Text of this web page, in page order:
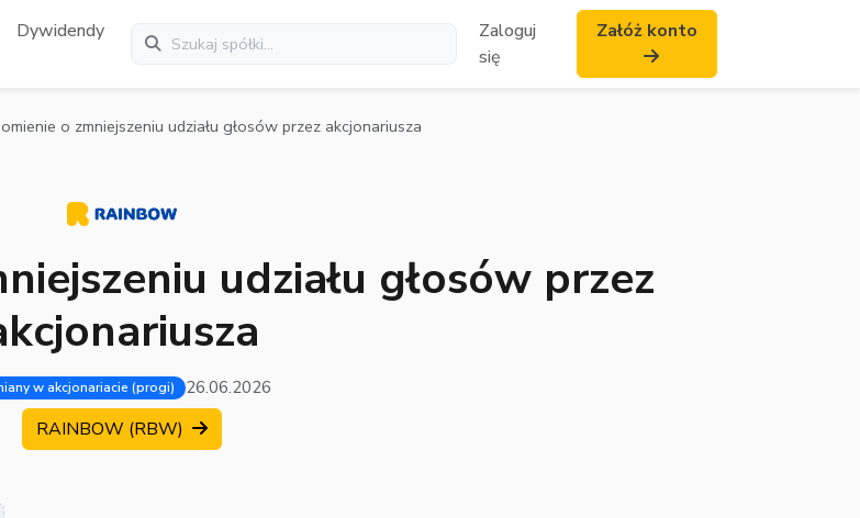
Dywidendy
Zaloguj
się
Załóż konto
o zmniejszeniu udziału głosów przez akcjonariusza
udziału głosów przez
w akcjonariacie (progi) 26.06.2026
RAINBOW (RBW)